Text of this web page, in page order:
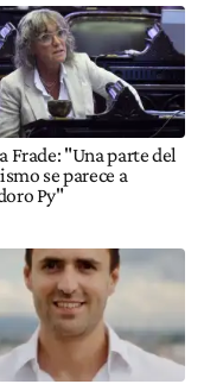
Frade: "Una parte del
se parece a
Py"